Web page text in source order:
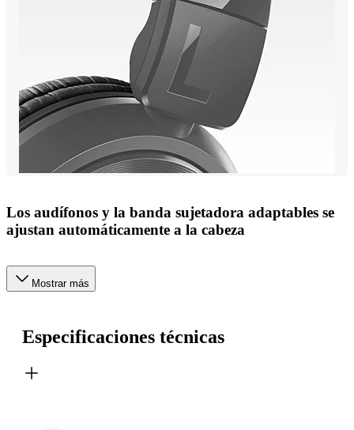
Los audífonos y la banda sujetadora adaptables se
ajustan automáticamente a la cabeza
Mostrar más
Especificaciones técnicas